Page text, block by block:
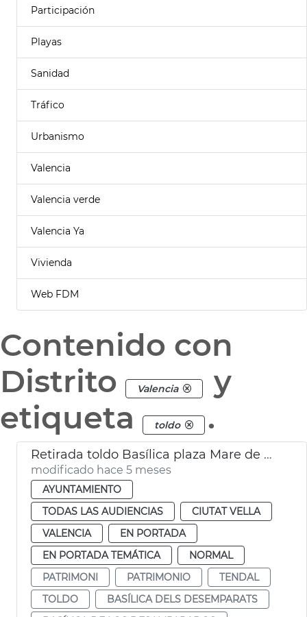
Participación
Playas
Sanidad
Tráfico
Urbanismo
Valencia
Valencia verde
Valencia Ya
Vivienda
Web FDM
Contenido con
Distrito
Valencia
y
etiqueta
toldo .
Retirada toldo Basílica plaza Mare de Déu
modificado hace 5 meses
AYUNTAMIENTO
TODAS LAS AUDIENCIAS
CIUTAT VELLA
VALENCIA
EN PORTADA
EN PORTADA TEMÁTICA
NORMAL
PATRIMONI
PATRIMONIO
TENDAL
TOLDO
BASÍLICA DELS DESEMPARATS